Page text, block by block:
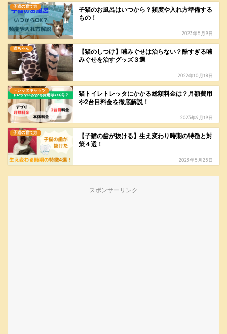
子猫の育て方
子猫のお風呂はいつから？頻度や入れ方準備する
もの！
2023年5月9日
猫ちゃん
【猫のしつけ】噛みぐせは治らない？酷すぎる噛
みぐせを治すグッズ３選
2022年10月18日
トレッタキャッツ
猫トイレトレッタにかかる総額料金は？月額費用
や2台目料金を徹底解説！
2023年9月19日
子猫の育て方
【子猫の歯が抜ける】生え変わり時期の特徴と対
策４選！
2023年5月25日
スポンサーリンク